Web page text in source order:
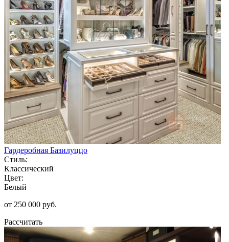
Гардеробная Базилуццо
Стиль:
Классический
Цвет:
Белый
от 250 000 руб.
Рассчитать